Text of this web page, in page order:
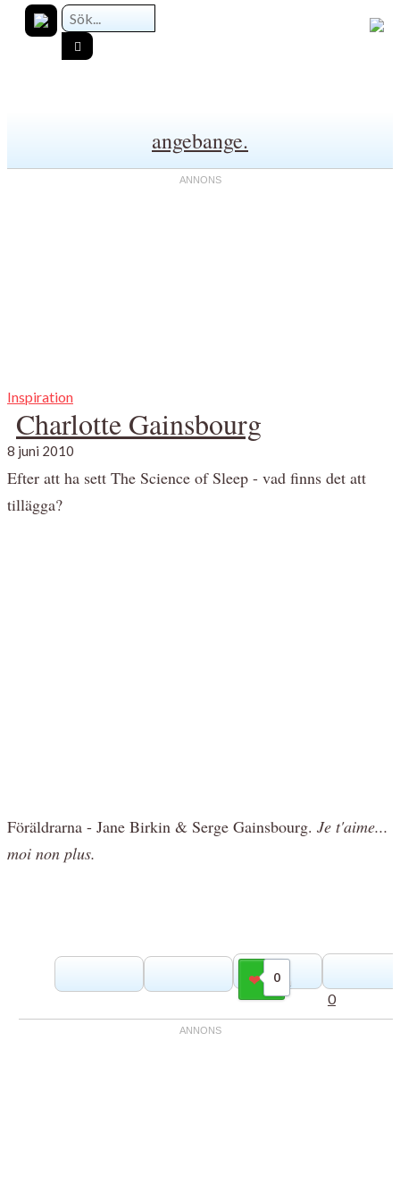
angebange.
Inspiration
Charlotte Gainsbourg
8 juni 2010
Efter att ha sett The Science of Sleep - vad finns det att
tillägga?
Föräldrarna - Jane Birkin & Serge Gainsbourg. Je t'aime...
moi non plus.
0
Gilla
0